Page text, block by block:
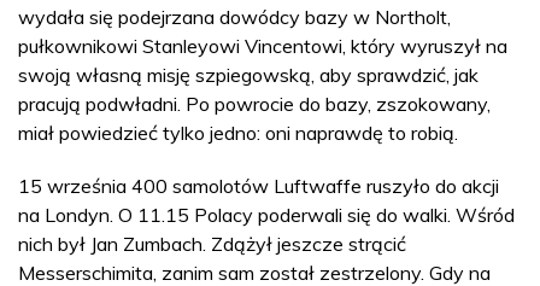
wydała się podejrzana dowódcy bazy w Northolt,
pułkownikowi Stanleyowi Vincentowi, który wyruszył na
swoją własną misję szpiegowską, aby sprawdzić, jak
pracują podwładni. Po powrocie do bazy, zszokowany,
miał powiedzieć tylko jedno: oni naprawdę to robią.
15 września 400 samolotów Luftwaffe ruszyło do akcji
na Londyn. O 11.15 Polacy poderwali się do walki. Wśród
nich był Jan Zumbach. Zdążył jeszcze strącić
Messerschimita, zanim sam został zestrzelony. Gdy na